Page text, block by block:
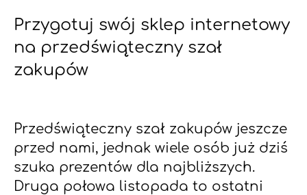
Przygotuj swój sklep internetowy
na przedświąteczny szał
zakupów
Przedświąteczny szał zakupów jeszcze
przed nami, jednak wiele osób już dziś
szuka prezentów dla najbliższych.
Druga połowa listopada to ostatni